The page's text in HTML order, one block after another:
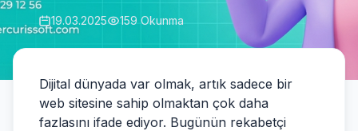
19.03.2025 159 Okunma
Dijital dünyada var olmak, artık sadece bir
web sitesine sahip olmaktan çok daha
fazlasını ifade ediyor. Bugünün rekabetçi